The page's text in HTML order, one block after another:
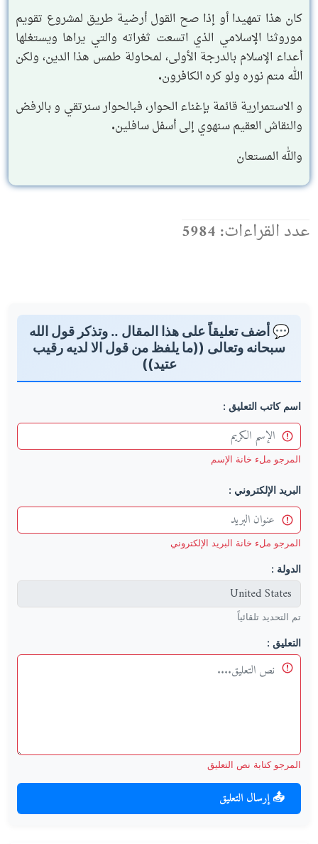
كان هذا تمهيدا أو إذا صح القول أرضية طريق لمشروع تقويم
موروثنا الإسلامي الذي اتسعت ثغراته والتي يراها ويستغلها
أعداء الإسلام بالدرجة الأولى، لمحاولة طمس هذا الدين، ولكن
الله متم نوره ولو كره الكافرون.
و الاستمرارية قائمة بإغناء الحوار، فبالحوار سنرتقي و بالرفض
والنقاش العقيم سنهوي إلى أسفل سافلين.
والله المستعان
عدد القراءات: 5984
💬 أضف تعليقاً على هذا المقال .. وتذكر قول الله
سبحانه وتعالى ((ما يلفظ من قول الا لديه رقيب
عتيد))
اسم كاتب التعليق :
المرجو ملء خانة الإسم
البريد الإلكتروني :
المرجو ملء خانة البريد الإلكتروني
الدولة :
تم التحديد تلقائياً
التعليق :
المرجو كتابة نص التعليق
📤 إرسال التعليق